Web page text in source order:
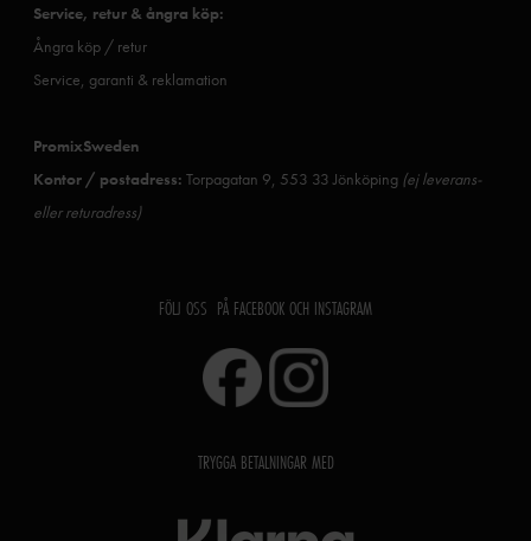
Service, retur & ångra köp:
Ångra köp / retur
Service, garanti & reklamation
PromixSweden
Kontor / postadress: Torpagatan 9, 553 33 Jönköping (ej leverans-
eller returadress)
FÖLJ OSS PÅ FACEBOOK OCH INSTAGRAM
TRYGGA BETALNINGAR MED